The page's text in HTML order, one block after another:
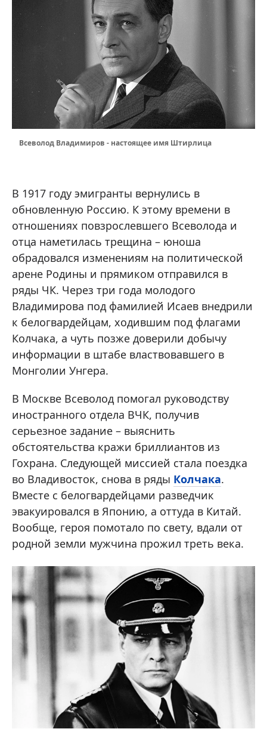
Всеволод Владимиров - настоящее имя Штирлица
В 1917 году эмигранты вернулись в
обновленную Россию. К этому времени в
отношениях повзрослевшего Всеволода и
отца наметилась трещина – юноша
обрадовался изменениям на политической
арене Родины и прямиком отправился в
ряды ЧК. Через три года молодого
Владимирова под фамилией Исаев внедрили
к белогвардейцам, ходившим под флагами
Колчака, а чуть позже доверили добычу
информации в штабе властвовавшего в
Монголии Унгера.
В Москве Всеволод помогал руководству
иностранного отдела ВЧК, получив
серьезное задание – выяснить
обстоятельства кражи бриллиантов из
Гохрана. Следующей миссией стала поездка
во Владивосток, снова в ряды Колчака.
Вместе с белогвардейцами разведчик
эвакуировался в Японию, а оттуда в Китай.
Вообще, героя помотало по свету, вдали от
родной земли мужчина прожил треть века.